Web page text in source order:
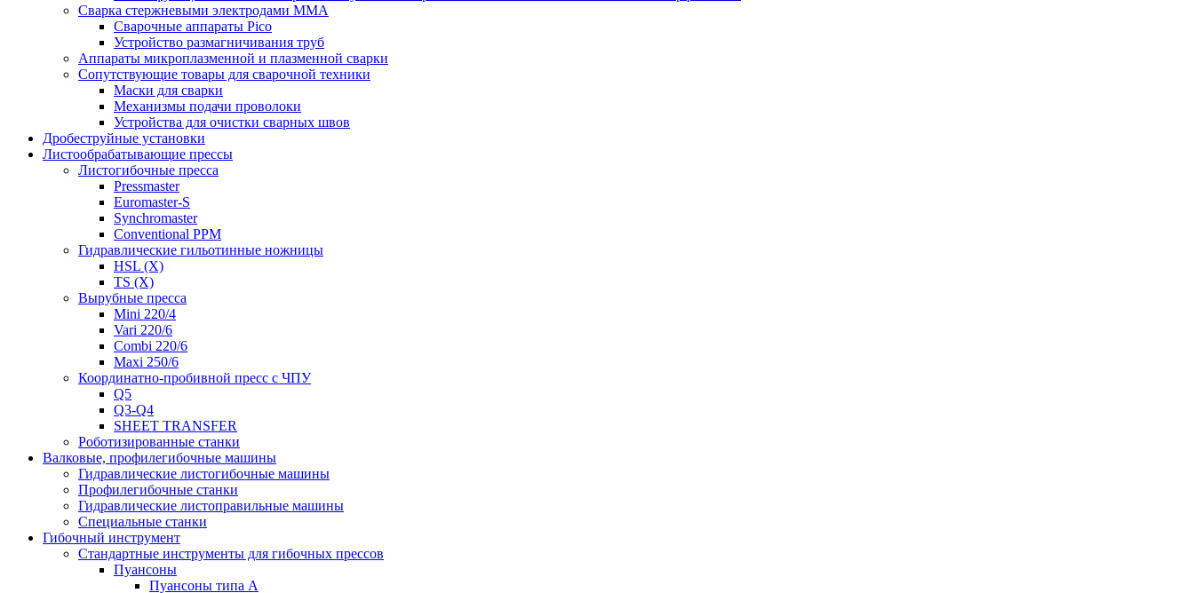
Сварка стержневыми электродами MMA
Сварочные аппараты Pico
Устройство размагничивания труб
Аппараты микроплазменной и плазменной сварки
Сопутствующие товары для сварочной техники
Маски для сварки
Механизмы подачи проволоки
Устройства для очистки сварных швов
Дробеструйные установки
Листообрабатывающие прессы
Листогибочные пресса
Pressmaster
Euromaster-S
Synchromaster
Conventional PPM
Гидравлические гильотинные ножницы
HSL (X)
TS (X)
Вырубные пресса
Mini 220/4
Vari 220/6
Combi 220/6
Maxi 250/6
Координатно-пробивной пресс с ЧПУ
Q5
Q3-Q4
SHEET TRANSFER
Роботизированные станки
Валковые, профилегибочные машины
Гидравлические листогибочные машины
Профилегибочные станки
Гидравлические листоправильные машины
Специальные станки
Гибочный инструмент
Стандартные инструменты для гибочных прессов
Пуансоны
Пуансоны типа A